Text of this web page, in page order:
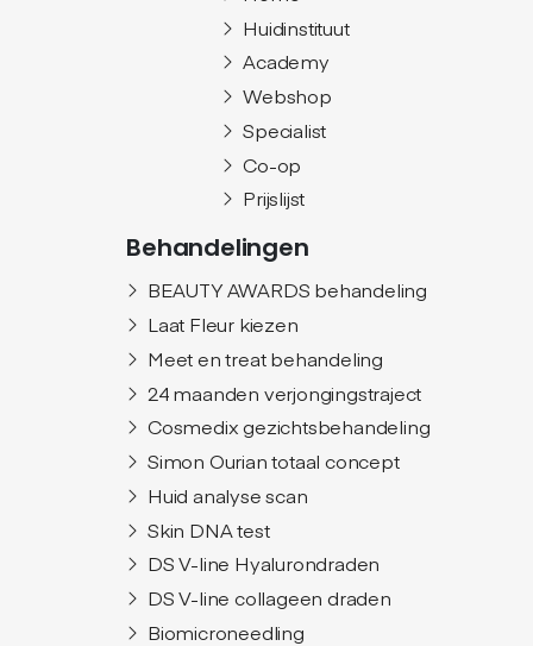
Huidinstituut
Academy
Webshop
Specialist
Co-op
Prijslijst
Behandelingen
BEAUTY AWARDS behandeling
Laat Fleur kiezen
Meet en treat behandeling
24 maanden verjongingstraject
Cosmedix gezichtsbehandeling
Simon Ourian totaal concept
Huid analyse scan
Skin DNA test
DS V-line Hyalurondraden
DS V-line collageen draden
Biomicroneedling